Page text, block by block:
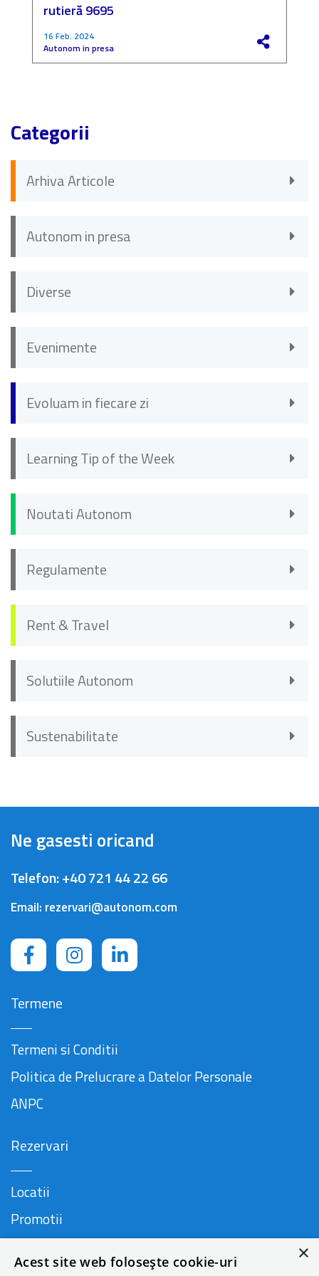
rutieră 9695
16 Feb. 2024
Autonom in presa
Categorii
Arhiva Articole
Autonom in presa
Diverse
Evenimente
Evoluam in fiecare zi
Learning Tip of the Week
Noutati Autonom
Regulamente
Rent & Travel
Solutiile Autonom
Sustenabilitate
Ne gasesti oricand
Telefon:+40 721 44 22 66
Email: rezervari@autonom.com
Termene
Termeni si Conditii
Politica de Prelucrare a Datelor Personale
ANPC
Rezervari
Locatii
Promotii
×
Acest site web folosește cookie-uri